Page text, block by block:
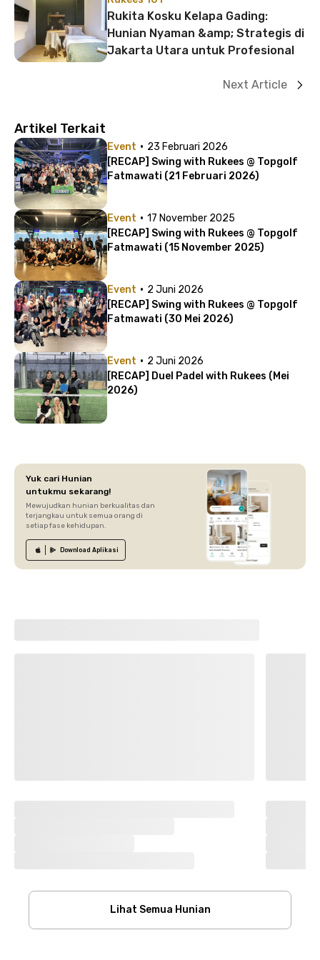
Rukita Kosku Kelapa Gading:
Hunian Nyaman &amp; Strategis di
Jakarta Utara untuk Profesional
Next Article
Artikel Terkait
Event · 23 Februari 2026
[RECAP] Swing with Rukees @ Topgolf
Fatmawati (21 Februari 2026)
Event · 17 November 2025
[RECAP] Swing with Rukees @ Topgolf
Fatmawati (15 November 2025)
Event · 2 Juni 2026
[RECAP] Swing with Rukees @ Topgolf
Fatmawati (30 Mei 2026)
Event · 2 Juni 2026
[RECAP] Duel Padel with Rukees (Mei
2026)
Yuk cari Hunian
untukmu sekarang!
Mewujudkan hunian berkualitas dan
terjangkau untuk semua orang di
setiap fase kehidupan.
Download Aplikasi
Lihat Semua Hunian